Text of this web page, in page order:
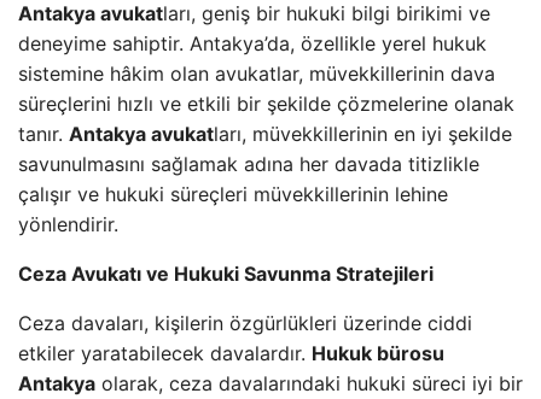
Antakya avukatları, geniş bir hukuki bilgi birikimi ve
deneyime sahiptir. Antakya’da, özellikle yerel hukuk
sistemine hâkim olan avukatlar, müvekkillerinin dava
süreçlerini hızlı ve etkili bir şekilde çözmelerine olanak
tanır. Antakya avukatları, müvekkillerinin en iyi şekilde
savunulmasını sağlamak adına her davada titizlikle
çalışır ve hukuki süreçleri müvekkillerinin lehine
yönlendirir.
Ceza Avukatı ve Hukuki Savunma Stratejileri
Ceza davaları, kişilerin özgürlükleri üzerinde ciddi
etkiler yaratabilecek davalardır. Hukuk bürosu
Antakya olarak, ceza davalarındaki hukuki süreci iyi bir